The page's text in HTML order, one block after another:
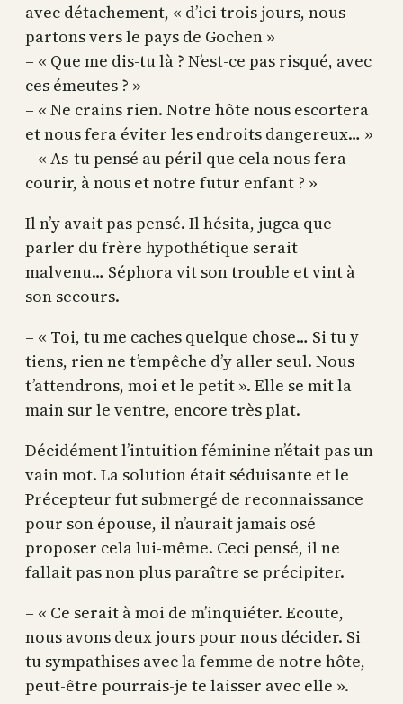
avec détachement, « d’ici trois jours, nous
partons vers le pays de Gochen »
– « Que me dis-tu là ? N’est-ce pas risqué, avec
ces émeutes ? »
– « Ne crains rien. Notre hôte nous escortera
et nous fera éviter les endroits dangereux… »
– « As-tu pensé au péril que cela nous fera
courir, à nous et notre futur enfant ? »
Il n’y avait pas pensé. Il hésita, jugea que
parler du frère hypothétique serait
malvenu… Séphora vit son trouble et vint à
son secours.
– « Toi, tu me caches quelque chose… Si tu y
tiens, rien ne t’empêche d’y aller seul. Nous
t’attendrons, moi et le petit ». Elle se mit la
main sur le ventre, encore très plat.
Décidément l’intuition féminine n’était pas un
vain mot. La solution était séduisante et le
Précepteur fut submergé de reconnaissance
pour son épouse, il n’aurait jamais osé
proposer cela lui-même. Ceci pensé, il ne
fallait pas non plus paraître se précipiter.
– « Ce serait à moi de m’inquiéter. Ecoute,
nous avons deux jours pour nous décider. Si
tu sympathises avec la femme de notre hôte,
peut-être pourrais-je te laisser avec elle ».